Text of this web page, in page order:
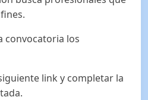
convocatoria los
link y completar la